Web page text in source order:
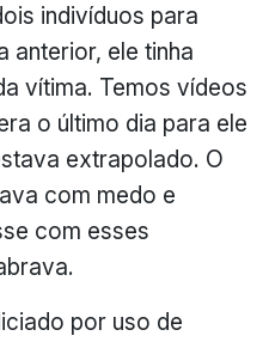
indivíduos para
anterior, ele tinha
vítima. Temos vídeos
o último dia para ele
extrapolado. O
com medo e
com esses
por uso de